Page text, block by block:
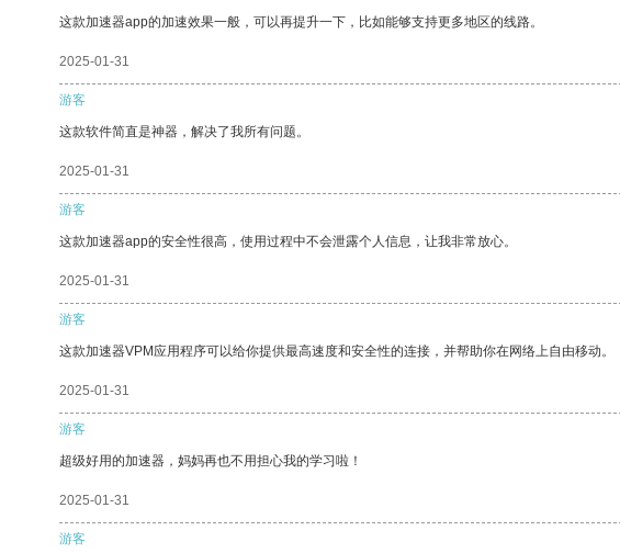
这款加速器app的加速效果一般，可以再提升一下，比如能够支持更多地区的线路。
2025-01-31
游客
这款软件简直是神器，解决了我所有问题。
2025-01-31
游客
这款加速器app的安全性很高，使用过程中不会泄露个人信息，让我非常放心。
2025-01-31
游客
这款加速器VPM应用程序可以给你提供最高速度和安全性的连接，并帮助你在网络上自由移动。
2025-01-31
游客
超级好用的加速器，妈妈再也不用担心我的学习啦！
2025-01-31
游客